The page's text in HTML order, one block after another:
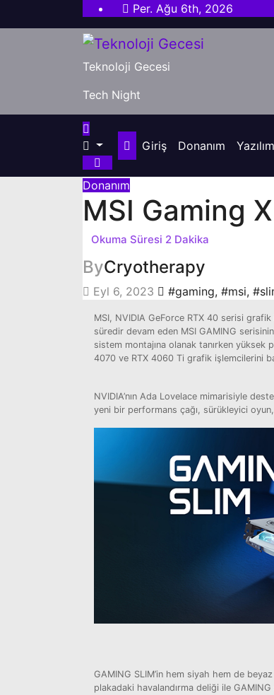
to
Per. Ağu 6th, 2026
Teknoloji Gecesi
Tech Night
Giriş Donanım Yazılım
Donanım
MSI Gaming
ByCryotherapy
Eyl 6, 2023 #gaming, #msi,
MSI, NVIDIA GeForce RTX 40 serisi
süredir devam eden MSI GAMING
sistem montajına olanak tanırken
4070 ve RTX 4060 Ti grafik işlemcilerini
NVIDIA’nın Ada Lovelace mimarisiyle
yeni bir performans çağı, sürükleyici
GAMING SLIM’in hem siyah hem de
plakadaki havalandırma deliği ile